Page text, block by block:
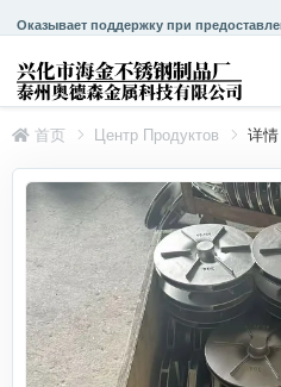
Оказывает поддержку при
首页 Центр Продуктов 详情